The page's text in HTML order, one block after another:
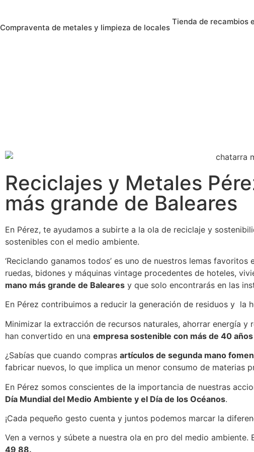
Compraventa de metales y limpieza de locales
Tienda de recambios
Reciclajes y Metales
más grande de Baleares
En Pérez, te ayudamos a subirte a la ola de reciclaje y
sostenibles con el medio ambiente.
‘Reciclando ganamos todos’ es uno de nuestros lemas favoritos
ruedas, bidones y máquinas vintage procedentes de hoteles,
mano más grande de Baleares y que solo encontrarás en las
En Pérez contribuimos a reducir la generación de residuos y la
Minimizar la extracción de recursos naturales, ahorrar energía
han convertido en una empresa sostenible con más de 40
¿Sabías que cuando compras artículos de segunda mano
fabricar nuevos, lo que implica un menor consumo de materias
En Pérez somos conscientes de la importancia de nuestras
Día Mundial del Medio Ambiente y el Día de los Océanos.
¡Cada pequeño gesto cuenta y juntos podemos marcar la
Ven a vernos y súbete a nuestra ola en pro del medio
49 88.